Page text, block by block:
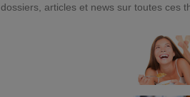
articles et news sur toutes ces